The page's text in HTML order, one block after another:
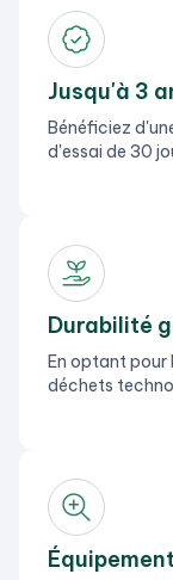
Jusqu'à 3
Bénéficiez
d'essai de 30
Durabilité
En optant pour
déchets